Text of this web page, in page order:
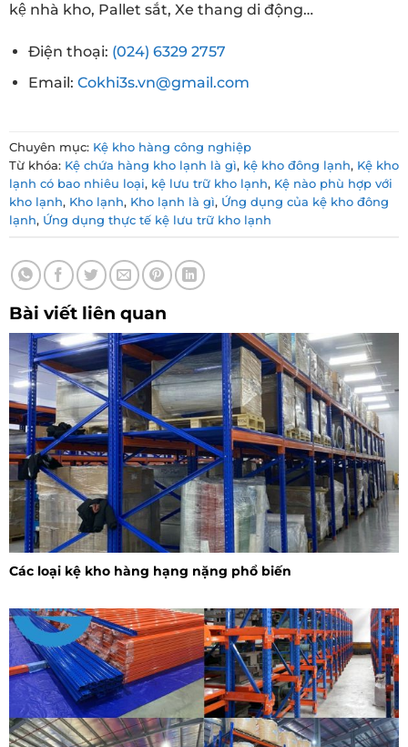
kệ nhà kho, Pallet sắt, Xe thang di động…
Điện thoại: (024) 6329 2757
Email: Cokhi3s.vn@gmail.com
Chuyên mục: Kệ kho hàng công nghiệp
Từ khóa: Kệ chứa hàng kho lạnh là gì, kệ kho đông lạnh, Kệ kho
lạnh có bao nhiêu loại, kệ lưu trữ kho lạnh, Kệ nào phù hợp với
kho lạnh, Kho lạnh, Kho lạnh là gì, Ứng dụng của kệ kho đông
lạnh, Ứng dụng thực tế kệ lưu trữ kho lạnh
Bài viết liên quan
Các loại kệ kho hàng hạng nặng phổ biến